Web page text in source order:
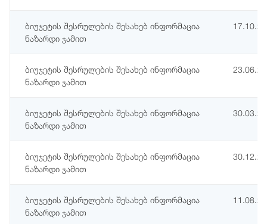
ბიუჯეტის შესრულების შესახებ ინფორმაცია
ნაზარდი ჯამით
ბიუჯეტის შესრულების შესახებ ინფორმაცია
ნაზარდი ჯამით
ბიუჯეტის შესრულების შესახებ ინფორმაცია
ნაზარდი ჯამით
ბიუჯეტის შესრულების შესახებ ინფორმაცია
ნაზარდი ჯამით
ბიუჯეტის შესრულების შესახებ ინფორმაცია
ნაზარდი ჯამით